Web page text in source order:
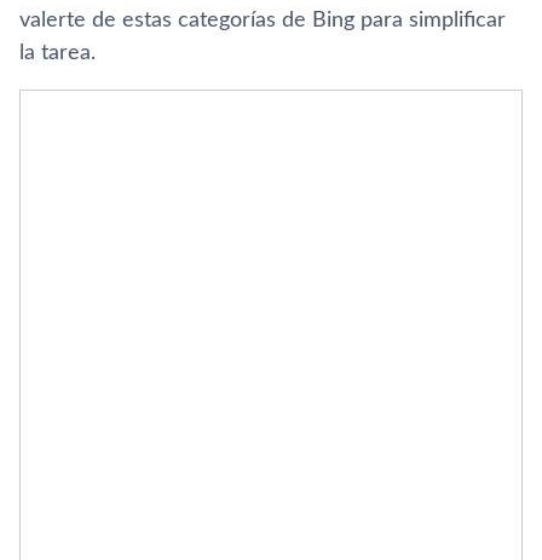
valerte de estas categorías de Bing para simplificar
la tarea.